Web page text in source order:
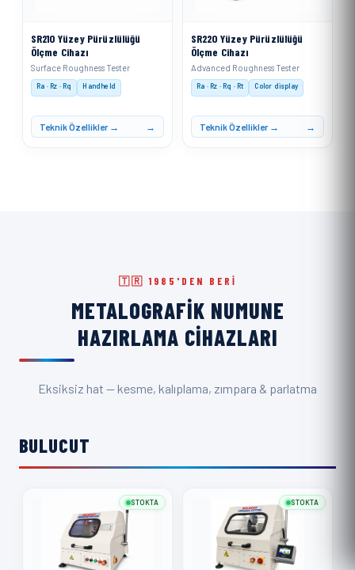
SR210 Yüzey Pürüzlülüğü
Ölçme Cihazı
Surface Roughness Tester
Ra · Rz · Rq Handheld
Teknik Özellikler →
SR220 Yüzey Pürüzlülüğü
Ölçme Cihazı
Advanced Roughness Tester
Ra · Rz · Rq · Rt Color display
Teknik Özellikler →
🇹🇷 1985'DEN BERI
METALOGRAFIK NUMUNE
HAZIRLAMA CIHAZLARI
Eksiksiz hat — kesme, kalıplama, zımpara & parlatma
BULUCUT
STOKTA STOKTA